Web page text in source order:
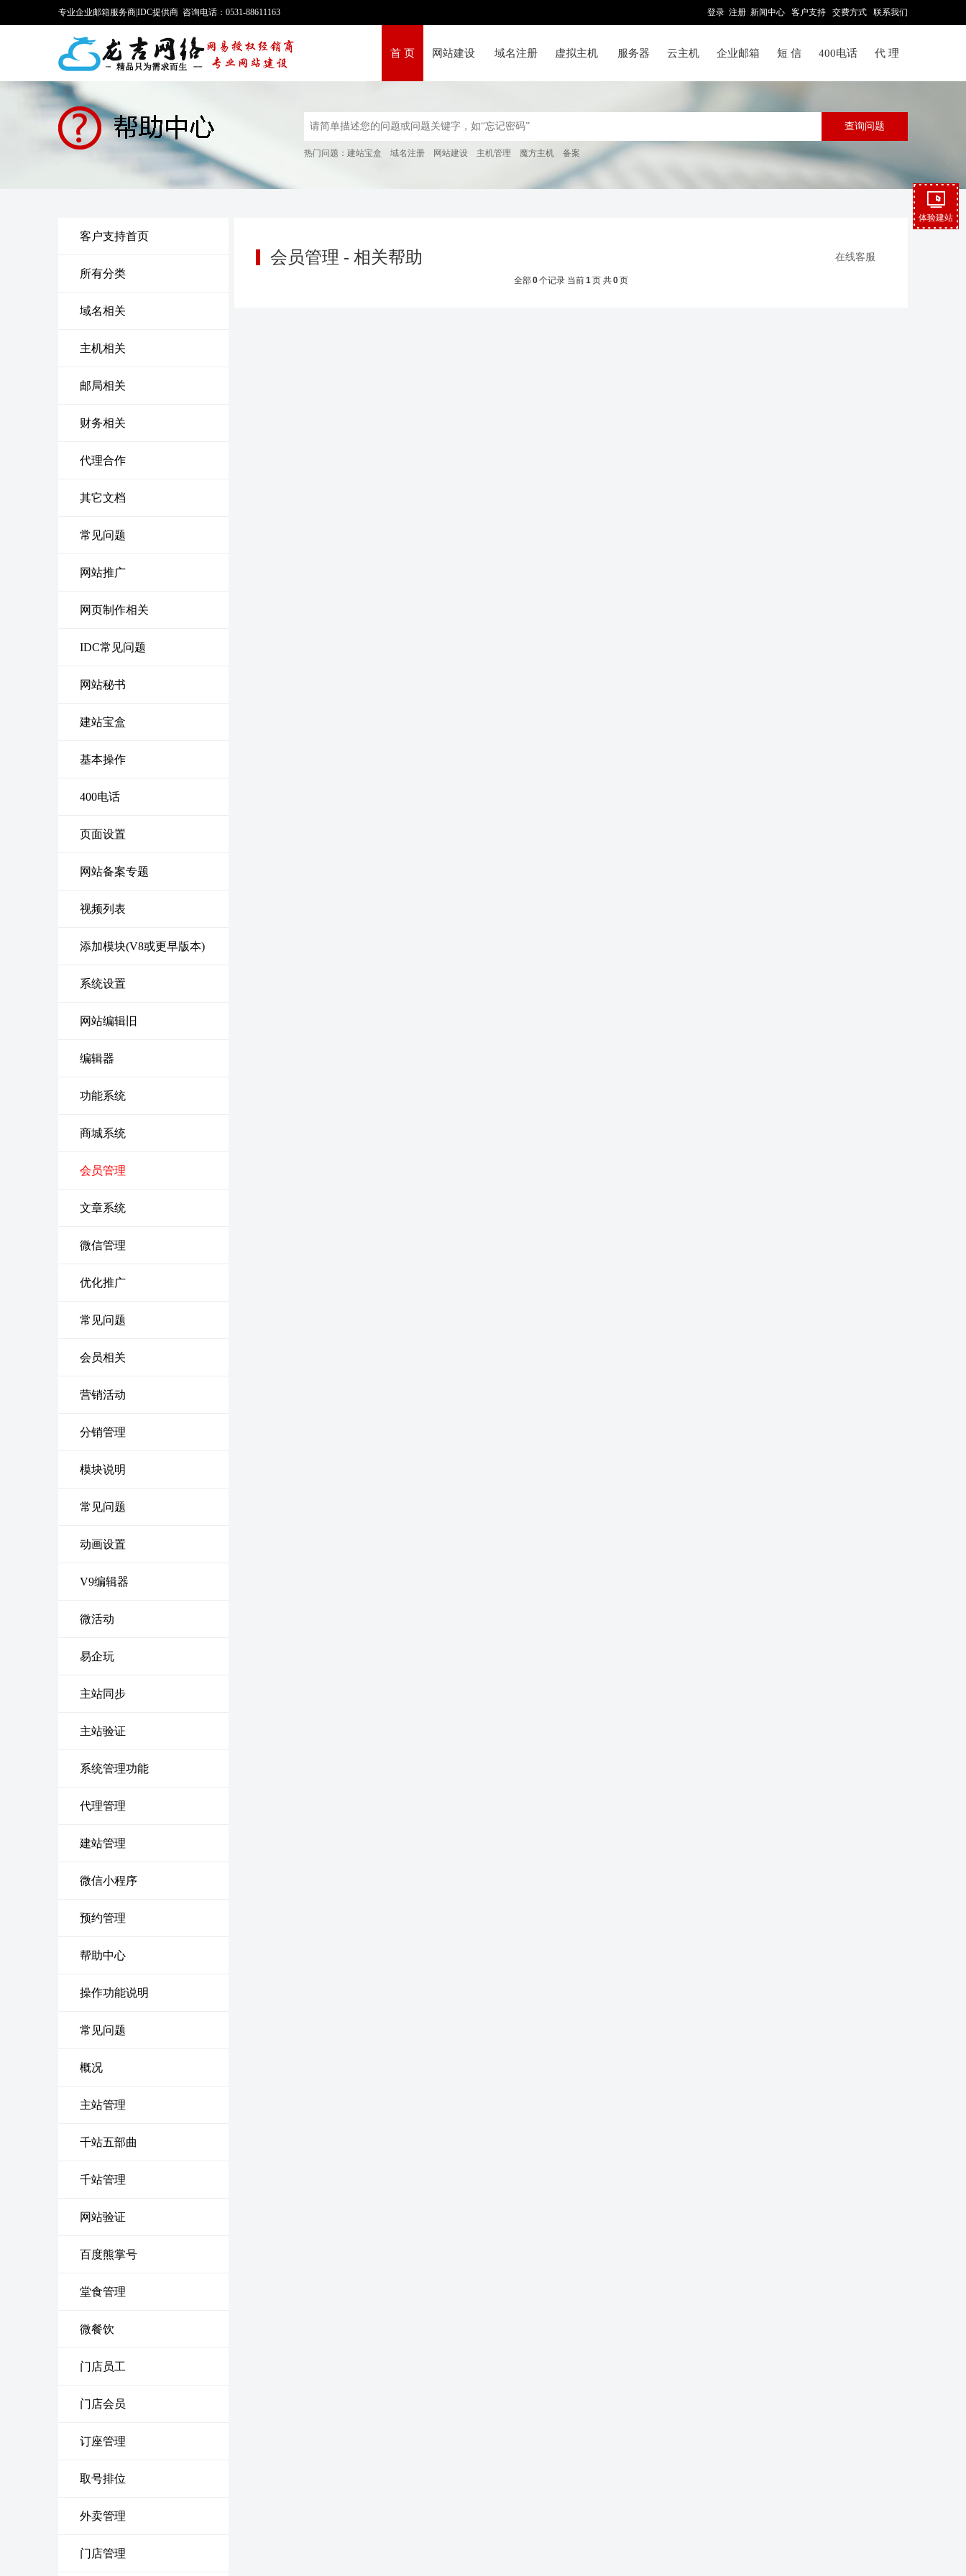
专业企业邮箱服务商|IDC提供商 咨询电话：0531-88611163 登录 注册 新闻中心 客户支持 交费方式 联系我们
首 页 网站建设 域名注册 虚拟主机 服务器 云主机 企业邮箱 短 信 400电话 代 理
热门问题： 建站宝盒 域名注册 网站建设 主机管理 魔方主机 备案
客户支持首页
所有分类
域名相关
主机相关
邮局相关
财务相关
代理合作
其它文档
常见问题
网站推广
网页制作相关
IDC常见问题
网站秘书
建站宝盒
基本操作
400电话
页面设置
网站备案专题
视频列表
添加模块(V8或更早版本)
系统设置
网站编辑旧
编辑器
功能系统
商城系统
会员管理
文章系统
微信管理
优化推广
常见问题
会员相关
营销活动
分销管理
模块说明
常见问题
动画设置
V9编辑器
微活动
易企玩
主站同步
主站验证
系统管理功能
代理管理
建站管理
微信小程序
预约管理
帮助中心
操作功能说明
常见问题
概况
主站管理
千站五部曲
千站管理
网站验证
百度熊掌号
堂食管理
微餐饮
门店员工
门店会员
订座管理
取号排位
外卖管理
门店管理
会员管理 - 相关帮助 在线客服
全部0个记录 当前1页 共0页
体验建站